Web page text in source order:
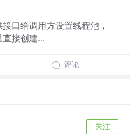
口给调用方设置线程池，
接创建...
评论
关注